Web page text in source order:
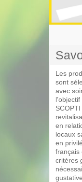
Les
sont
avec
en
locaux
en
français
critères